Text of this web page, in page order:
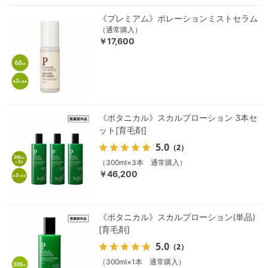
《プレミアム》ポレーションミストセラム
（通常購入）
￥17,600
《ボタニカル》スカルプローション 3本セ
ット[育毛剤]
5.0 （2）
（300ml×3本 通常購入）
￥46,200
《ボタニカル》スカルプローション(単品)
[育毛剤]
5.0 （2）
（300ml×1本 通常購入）